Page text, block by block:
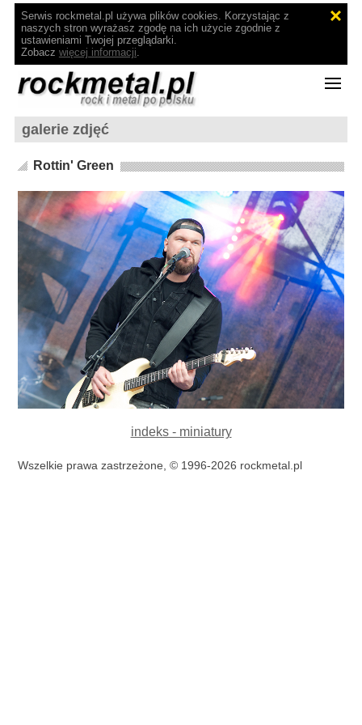
Serwis rockmetal.pl używa plików cookies. Korzystając z
naszych stron wyrażasz zgodę na ich użycie zgodnie z
ustawieniami Twojej przeglądarki.
Zobacz więcej informacji.
galerie zdjęć
Rottin' Green
indeks - miniatury
Wszelkie prawa zastrzeżone, © 1996-2026 rockmetal.pl